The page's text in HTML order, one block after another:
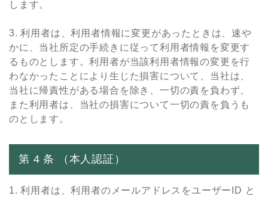
します。
3. 利⽤者は、利⽤者情報に変更があったときは、速や
かに、当社所定の⼿続きに従って利⽤者情報を変更す
るものとします。利⽤者が当該利⽤者情報の変更を⾏
わなかったことにより⽣じた損害について、当社は、
当社に帰責性がある場合を除き、⼀切の責を負わず、
また利⽤者は、当社の損害について⼀切の責を負うも
のとします。
第 4 条 （本⼈認証）
1. 利⽤者は、利⽤者のメールアドレスをユーザーID と